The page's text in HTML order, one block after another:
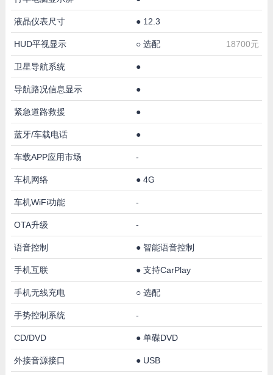
液晶仪表尺寸 ● 12.3
HUD平视显示 ○ 选配 18700元
卫星导航系统 ●
导航路况信息显示 ●
紧急道路救援 ●
蓝牙/车载电话 ●
车载APP应用市场 -
车机网络 ● 4G
车机WiFi功能 -
OTA升级 -
语音控制 ● 智能语音控制
手机互联 ● 支持CarPlay
手机无线充电 ○ 选配
手势控制系统 -
CD/DVD ● 单碟DVD
外接音源接口 ● USB